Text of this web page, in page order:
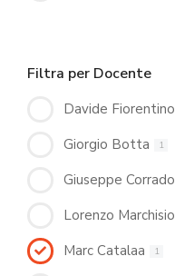
Filtra per Docente
Davide Fiorentino
Giorgio Botta 1
Giuseppe Corrado
Lorenzo Marchisio
Marc Catalaa 1